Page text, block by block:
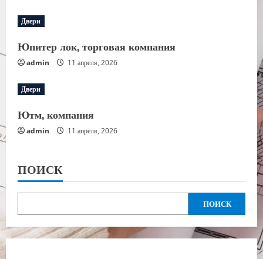
Двери
Юпитер лок, торговая компания
admin 11 апреля, 2026
Двери
Ютм, компания
admin 11 апреля, 2026
ПОИСК
ПОИСК